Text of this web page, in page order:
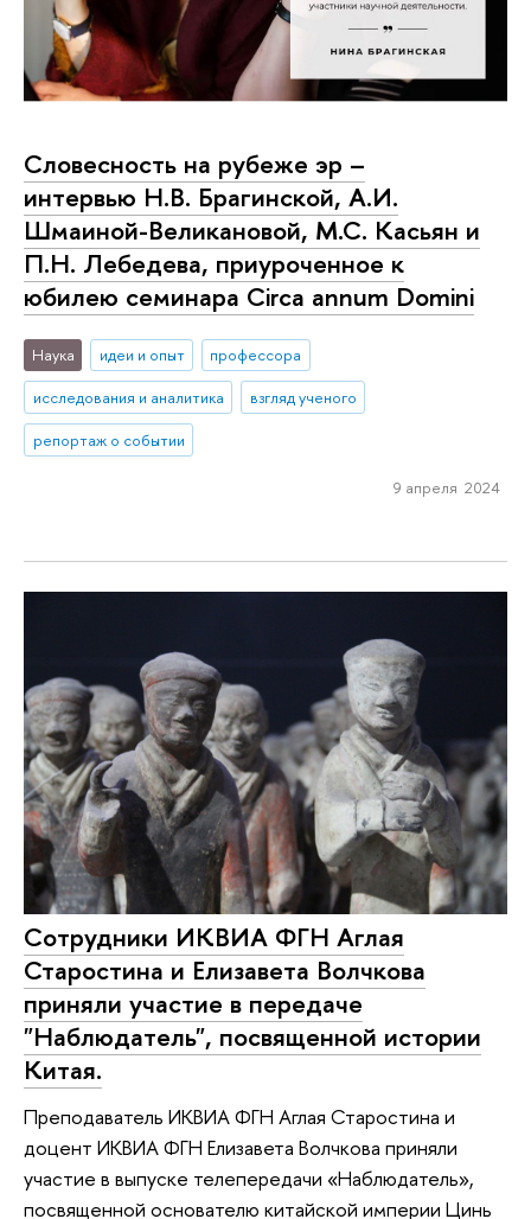
Словесность на рубеже эр –
интервью Н.В. Брагинской, А.И.
Шмаиной-Великановой, М.С. Касьян и
П.Н. Лебедева, приуроченное к
юбилею семинара Circa annum Domini
Наука идеи и опыт
профессора
исследования и аналитика
взгляд ученого
репортаж о событии
9 апреля 2024
Сотрудники ИКВИА ФГН Аглая
Старостина и Елизавета Волчкова
приняли участие в передаче
"Наблюдатель", посвященной истории
Китая.
Преподаватель ИКВИА ФГН Аглая Старостина и
доцент ИКВИА ФГН Елизавета Волчкова приняли
участие в выпуске телепередачи «Наблюдатель»,
посвященной основателю китайской империи Цинь